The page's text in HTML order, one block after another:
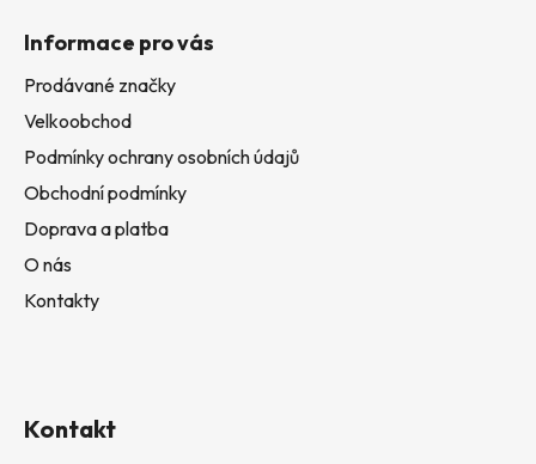
Informace pro vás
Prodávané značky
Velkoobchod
Podmínky ochrany osobních údajů
Obchodní podmínky
Doprava a platba
O nás
Kontakty
Kontakt